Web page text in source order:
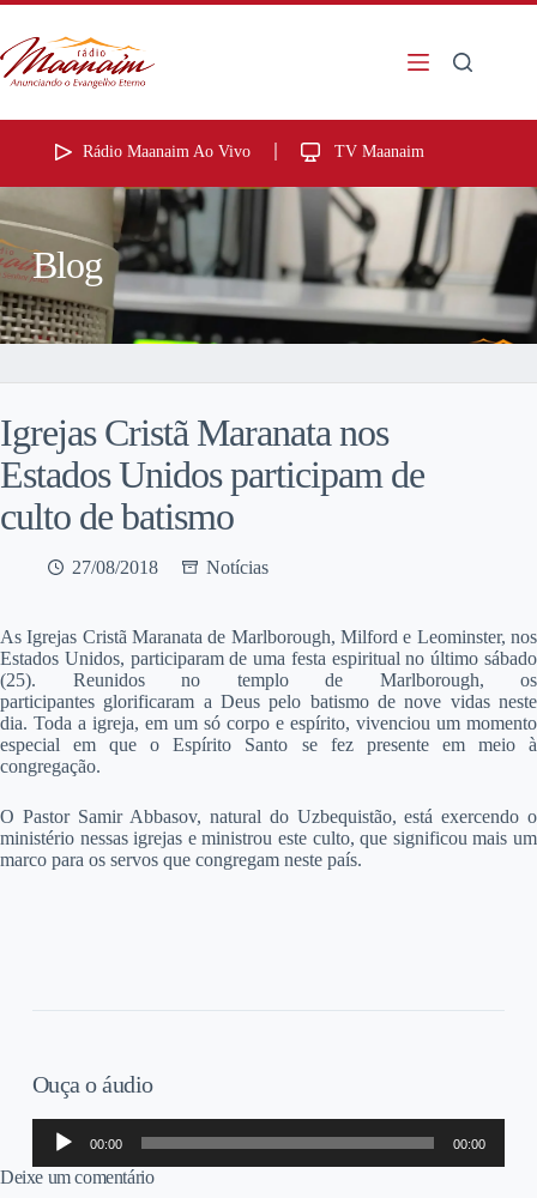
Rádio Maanaim Ao Vivo TV Maanaim
Blog
Igrejas Cristã Maranata nos
Estados Unidos participam de
culto de batismo
27/08/2018 Notícias
As Igrejas Cristã Maranata de Marlborough, Milford e Leominster, nos
Estados Unidos, participaram de uma festa espiritual no último sábado
(25). Reunidos no templo de Marlborough, os
participantes glorificaram a Deus pelo batismo de nove vidas neste
dia. Toda a igreja, em um só corpo e espírito, vivenciou um momento
especial em que o Espírito Santo se fez presente em meio à
congregação.
O Pastor Samir Abbasov, natural do Uzbequistão, está exercendo o
ministério nessas igrejas e ministrou este culto, que significou mais um
marco para os servos que congregam neste país.
Ouça o áudio
Tocador
áudio
00:00 00:00
Deixe um comentário